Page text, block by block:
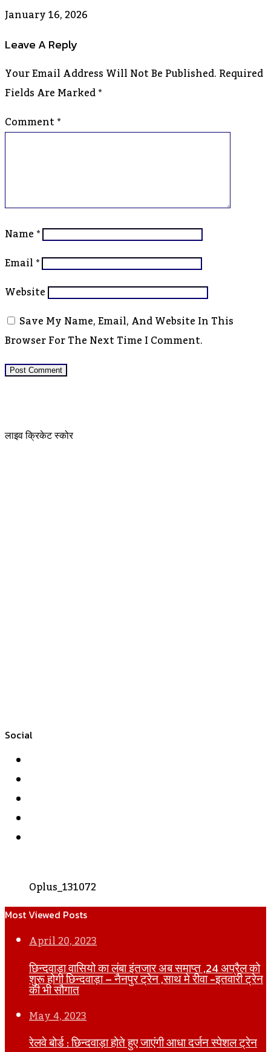
January 16, 2026
Leave A Reply
Your Email Address Will Not Be Published.Required
Fields Are Marked*
Comment*
Name*
Email*
Website
Save My Name, Email, And Website In This
Browser For The Next Time I Comment.
लाइव क्रिकेट स्कोर
Social
Oplus_131072
Most Viewed Posts
April 20, 2023
छिन्दवाड़ा वासियो का लंबा इंतजार अब समाप्त ,24 अप्रैल को
शुरू होगी छिन्दवाड़ा – नैनपुर ट्रेन ,साथ मे रीवा -इतवारी ट्रेन
की भी सौगात
May 4, 2023
रेलवे बोर्ड : छिन्दवाड़ा होते हुए जाएंगी आधा दर्जन स्पेशल ट्रेन